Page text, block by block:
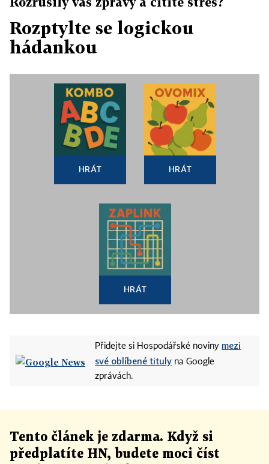
Rozptylte se logickou
hádankou
HRÁT HRÁT
HRÁT
Přidejte si Hospodářské noviny mezi
své oblíbené tituly na Google
zprávách.
Tento článek je zdarma. Když si
předplatíte HN, budete moci číst